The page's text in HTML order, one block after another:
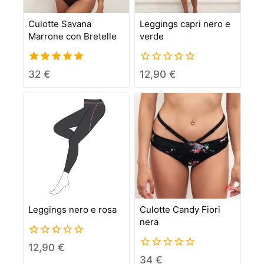
Culotte Savana
Marrone con Bretelle
5.00
32 €
Leggings capri nero e
verde
0
of
5
12,90 €
Leggings nero e rosa
0
12,90 €
Culotte Candy Fiori
nera
0
34 €